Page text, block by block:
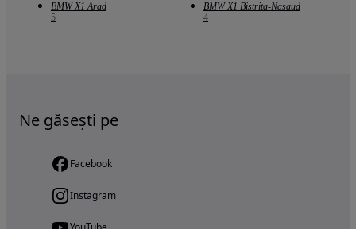
BMW X1 Arad
5
BMW X1 Bistrita-Nasaud
4
Ne găsești pe
Facebook
Instagram